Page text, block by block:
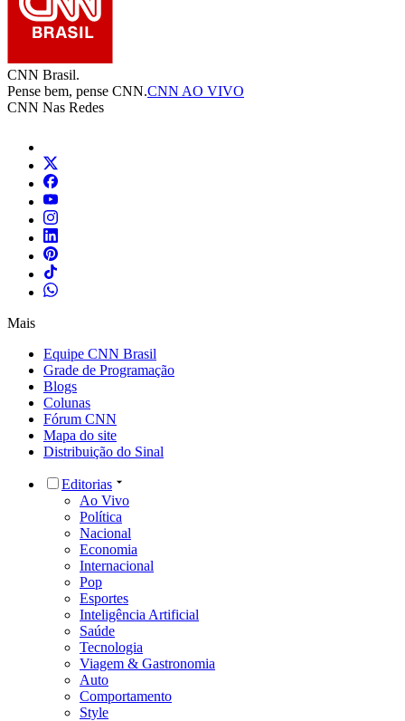
CNN Brasil.
Pense bem, pense CNN.CNN AO VIVO
CNN Nas Redes
Mais
Equipe CNN Brasil
Grade de Programação
Blogs
Colunas
Fórum CNN
Mapa do site
Distribuição do Sinal
Editorias
Ao Vivo
Política
Nacional
Economia
Internacional
Pop
Esportes
Inteligência Artificial
Saúde
Tecnologia
Viagem & Gastronomia
Auto
Comportamento
Style